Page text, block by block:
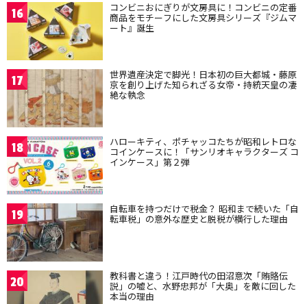
16 コンビニおにぎりが文房具に！コンビニの定番
商品をモチーフにした文房具シリーズ『ジムマ
ート』誕生
17 世界遺産決定で脚光！日本初の巨大都城・藤原
京を創り上げた知られざる女帝・持統天皇の凄
絶な執念
18 ハローキティ、ポチャッコたちが昭和レトロな
コインケースに！「サンリオキャラクターズ コ
インケース」第２弾
19 自転車を持つだけで税金？ 昭和まで続いた「自
転車税」の意外な歴史と脱税が横行した理由
20 教科書と違う！江戸時代の田沼意次「賄賂伝
説」の嘘と、水野忠邦が「大奥」を敵に回した
本当の理由